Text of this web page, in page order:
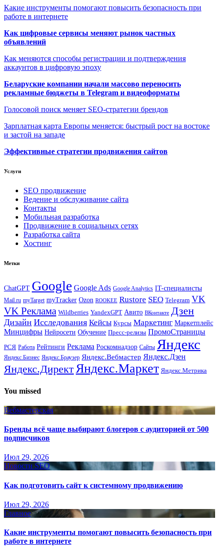
Какие инструменты помогают повысить безопасность при
работе в интернете
Как цифровые сервисы меняют рынок частных
объявлений
Как меняются способы регистрации и подтверждения
аккаунтов в цифровую эпоху
Беларуские компании начали массово переносить
рекламные бюджеты в Telegram и видеоформаты
Голосовой поиск меняет SEO-стратегии брендов
Зарплатная карта Европы меняется: быстрый рост на востоке
и застой на западе
Эффективные стратегии продвижения сайтов
Услуги
SEO продвижение
Ведение и обслуживание сайта
Контакты
Мобильная разработка
Продвижение в социальных сетях
Разработка сайта
Хостинг
Метки
ChatGPT Google Google Ads Google Analytics IT-специалисты
Mail.ru myTarget myTracker Ozon ROOKEE Rustore SEO Telegram VK
VK Реклама Wildberries YandexGPT Авито ВКонтакте Дзен
Дизайн Исследования Кейсы Курсы Маркетинг Маркетплейс
Минцифры Нейросети Обучение Пресс-релизы ПромоСтраницы
РСЯ Работа Рейтинги Реклама Роскомнадзор Сайты Яндекс
Яндекс.Бизнес Яндекс.Браузер Яндекс.Вебмастер Яндекс.Дзен
Яндекс.ДиректЯндекс.Маркет Яндекс.Метрика
You missed
Вебмастерская
Бренды всё чаще выбирают блогеров с аудиторией от 500
подписчиков
Июл 29, 2026
Новости SEO
Как подготовить сайт к системному продвижению
Июл 29, 2026
Главное
Какие инструменты помогают повысить безопасность при
работе в интернете